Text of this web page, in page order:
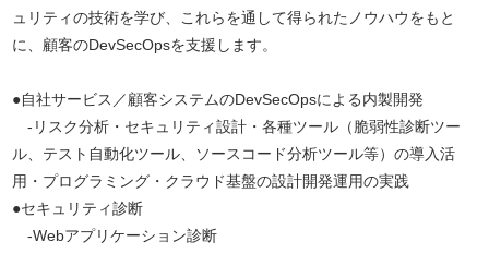
ュリティの技術を学び、これらを通して得られたノウハウをもと
に、顧客のDevSecOpsを支援します。
●自社サービス／顧客システムのDevSecOpsによる内製開発
-リスク分析・セキュリティ設計・各種ツール（脆弱性診断ツー
ル、テスト自動化ツール、ソースコード分析ツール等）の導入活
用・プログラミング・クラウド基盤の設計開発運用の実践
●セキュリティ診断
-Webアプリケーション診断